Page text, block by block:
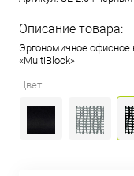
Описание товара:
Эргономичное офисное
«MultiBlock»
Цвет: